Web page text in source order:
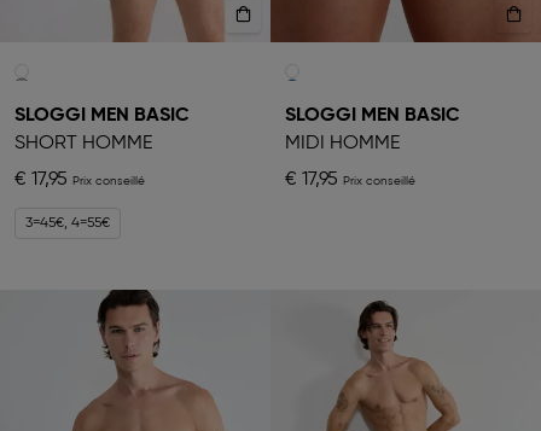
SLOGGI MEN BASIC
SHORT HOMME
€ 17,95
3=45€, 4=55€
SLOGGI MEN BASIC
MIDI HOMME
€ 17,95